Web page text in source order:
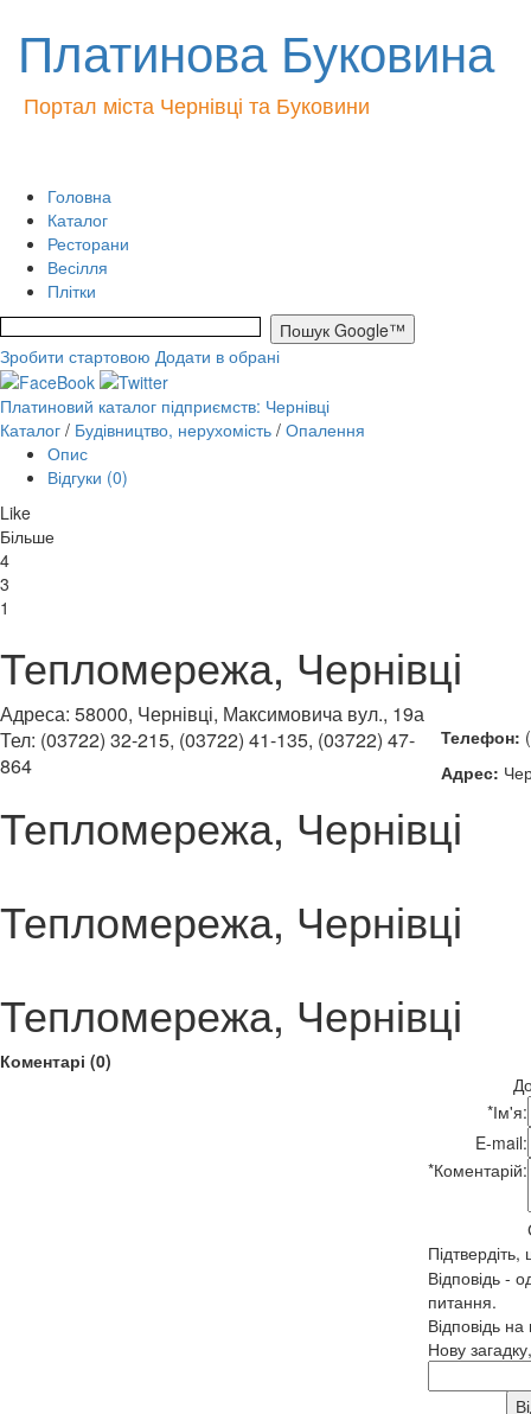
Платинова Буковина
Портал міста Чернівці та Буковини
Головна
Каталог
Ресторани
Весілля
Плітки
Зробити стартовою Додати в обрані
Платиновий каталог підприємств: Чернівці
Каталог / Будівництво, нерухомість / Опалення
Опис
Відгуки (0)
Like
Більше
4
3
1
Тепломережа, Чернівці
Телефон:
Адрес:
Адреса: 58000, Чернівці, Максимовича вул., 19а
Тел: (03722) 32-215, (03722) 41-135, (03722) 47-
864
Тепломережа, Чернівці
Тепломережа, Чернівці
Тепломережа, Чернівці
Коментарі (0)
*Ім'я:
E-mail:
*Коментарій:
Відповідь -
питання.
Відповідь
Нову